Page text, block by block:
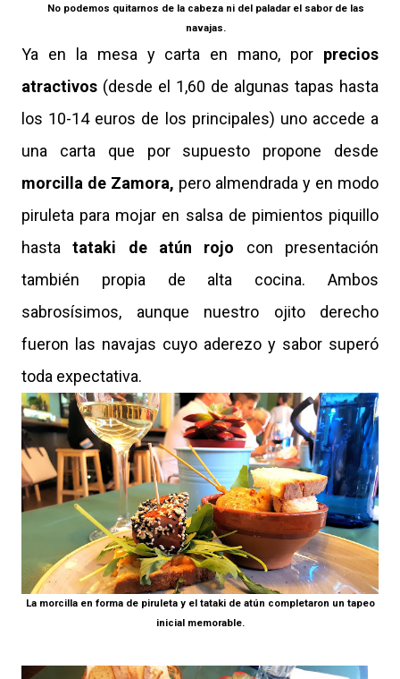
No podemos quitarnos de la cabeza ni del paladar el sabor de las
navajas.
Ya en la mesa y carta en mano, por precios
atractivos (desde el 1,60 de algunas tapas hasta
los 10-14 euros de los principales) uno accede a
una carta que por supuesto propone desde
morcilla de Zamora, pero almendrada y en modo
piruleta para mojar en salsa de pimientos piquillo
hastatataki de atún rojo con presentación
también propia de alta cocina. Ambos
sabrosísimos, aunque nuestro ojito derecho
fueron las navajas cuyo aderezo y sabor superó
toda expectativa.
La morcilla en forma de piruleta y el tataki de atún completaron un tapeo
inicial memorable.